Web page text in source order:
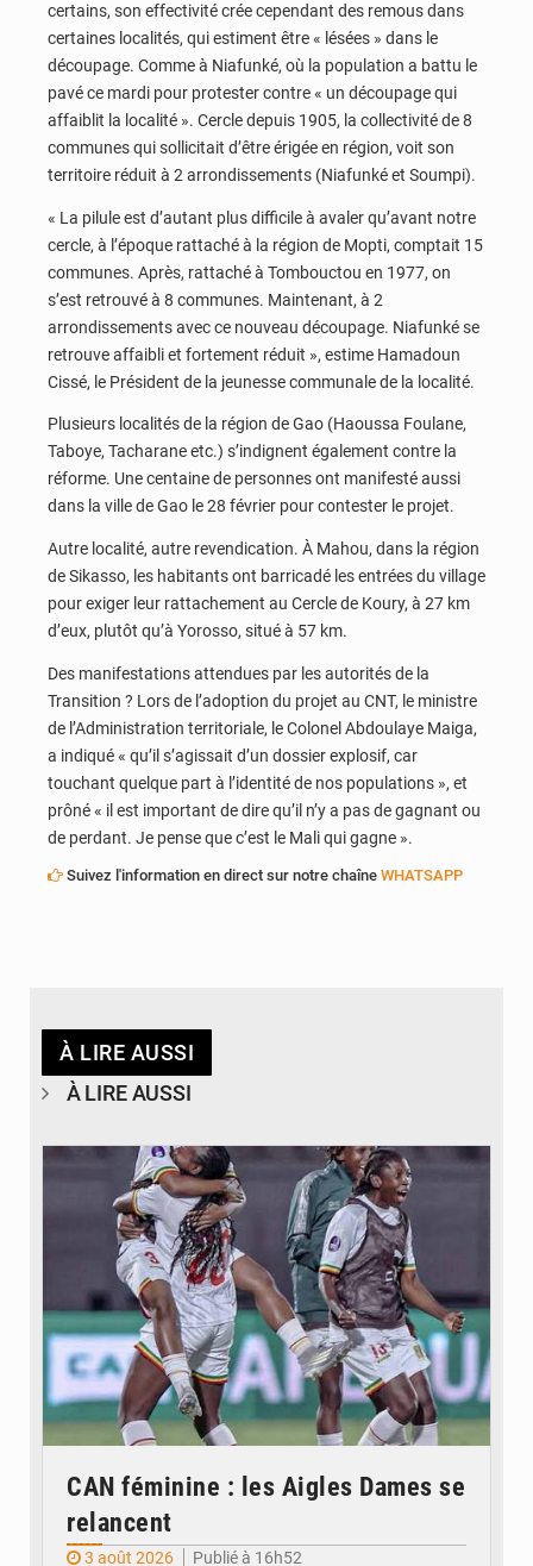
certains, son effectivité crée cependant des remous dans
certaines localités, qui estiment être « lésées » dans le
découpage. Comme à Niafunké, où la population a battu le
pavé ce mardi pour protester contre « un découpage qui
affaiblit la localité ». Cercle depuis 1905, la collectivité de 8
communes qui sollicitait d’être érigée en région, voit son
territoire réduit à 2 arrondissements (Niafunké et Soumpi).
« La pilule est d’autant plus difficile à avaler qu’avant notre
cercle, à l’époque rattaché à la région de Mopti, comptait 15
communes. Après, rattaché à Tombouctou en 1977, on
s’est retrouvé à 8 communes. Maintenant, à 2
arrondissements avec ce nouveau découpage. Niafunké se
retrouve affaibli et fortement réduit », estime Hamadoun
Cissé, le Président de la jeunesse communale de la localité.
Plusieurs localités de la région de Gao (Haoussa Foulane,
Taboye, Tacharane etc.) s’indignent également contre la
réforme. Une centaine de personnes ont manifesté aussi
dans la ville de Gao le 28 février pour contester le projet.
Autre localité, autre revendication. À Mahou, dans la région
de Sikasso, les habitants ont barricadé les entrées du village
pour exiger leur rattachement au Cercle de Koury, à 27 km
d’eux, plutôt qu’à Yorosso, situé à 57 km.
Des manifestations attendues par les autorités de la
Transition ? Lors de l’adoption du projet au CNT, le ministre
de l’Administration territoriale, le Colonel Abdoulaye Maiga,
a indiqué « qu’il s’agissait d’un dossier explosif, car
touchant quelque part à l’identité de nos populations », et
prôné « il est important de dire qu’il n’y a pas de gagnant ou
de perdant. Je pense que c’est le Mali qui gagne ».
Suivez l'information en direct sur notre chaîne WHATSAPP
À LIRE AUSSI
À LIRE AUSSI
© FEMAFOOT
CAN féminine : les Aigles Dames se
relancent
3 août 2026
Publié à 16h52